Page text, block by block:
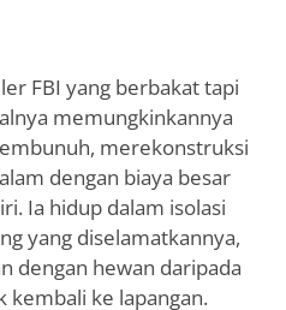
FBI yang berbakat tapi
memungkinkannya
merekonstruksi
dengan biaya besar
Ia hidup dalam isolasi
yang diselamatkannya,
dengan hewan daripada
kembali ke lapangan.